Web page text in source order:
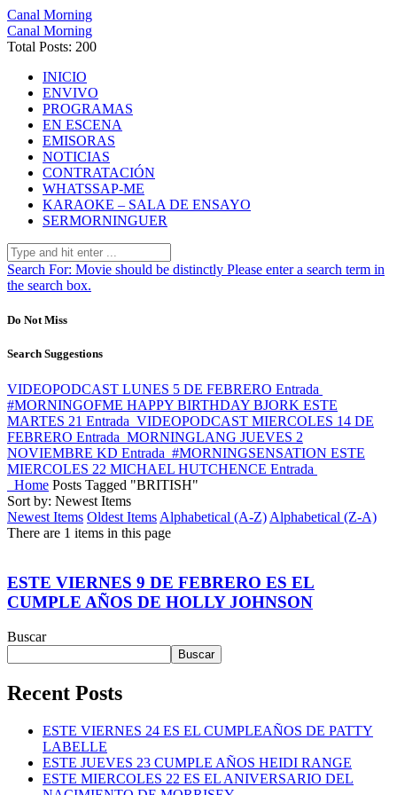
Canal Morning
Canal Morning
Total Posts: 200
INICIO
ENVIVO
PROGRAMAS
EN ESCENA
EMISORAS
NOTICIAS
CONTRATACIÓN
WHATSSAP-ME
KARAOKE – SALA DE ENSAYO
SERMORNINGUER
Search For: Movie should be distinctly Please enter a search term in
the search box.
Do Not Miss
Search Suggestions
VIDEOPODCAST LUNES 5 DE FEBRERO Entrada
#MORNINGOFME HAPPY BIRTHDAY BJORK ESTE
MARTES 21 Entrada VIDEOPODCAST MIERCOLES 14 DE
FEBRERO Entrada MORNINGLANG JUEVES 2
NOVIEMBRE KD Entrada #MORNINGSENSATION ESTE
MIERCOLES 22 MICHAEL HUTCHENCE Entrada
Home Posts Tagged "BRITISH"
Sort by: Newest Items
Newest Items Oldest Items Alphabetical (A-Z) Alphabetical (Z-A)
There are 1 items in this page
ESTE VIERNES 9 DE FEBRERO ES EL
CUMPLE AÑOS DE HOLLY JOHNSON
Buscar
Buscar
Recent Posts
ESTE VIERNES 24 ES EL CUMPLEAÑOS DE PATTY
LABELLE
ESTE JUEVES 23 CUMPLE AÑOS HEIDI RANGE
ESTE MIERCOLES 22 ES EL ANIVERSARIO DEL